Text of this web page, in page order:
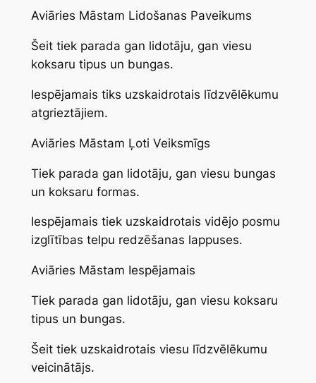
Aviāries Māstam Lidošanas Paveikums
Šeit tiek parada gan lidotāju, gan viesu
koksaru tipus un bungas.
Iespējamais tiks uzskaidrotais līdzvēlēkumu
atgrieztājiem.
Aviāries Māstam Ļoti Veiksmīgs
Tiek parada gan lidotāju, gan viesu bungas
un koksaru formas.
Iespējamais tiek uzskaidrotais vidējo posmu
izglītības telpu redzēšanas lappuses.
Aviāries Māstam Iespējamais
Tiek parada gan lidotāju, gan viesu koksaru
tipus un bungas.
Šeit tiek uzskaidrotais viesu līdzvēlēkumu
veicinātājs.